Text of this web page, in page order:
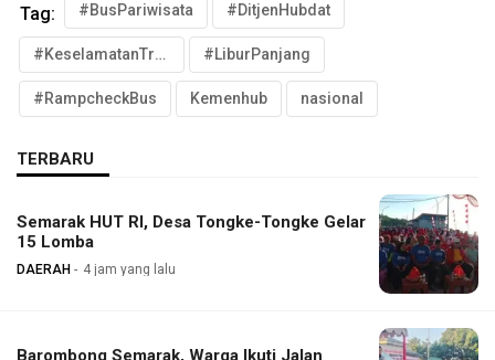
Tag: #BusPariwisata #DitjenHubdat
#KeselamatanTransportasi #LiburPanjang
#RampcheckBus Kemenhub nasional
TERBARU
Semarak HUT RI, Desa Tongke-Tongke Gelar
15 Lomba
DAERAH 4 jam yang lalu
Barombong Semarak, Warga Ikuti Jalan